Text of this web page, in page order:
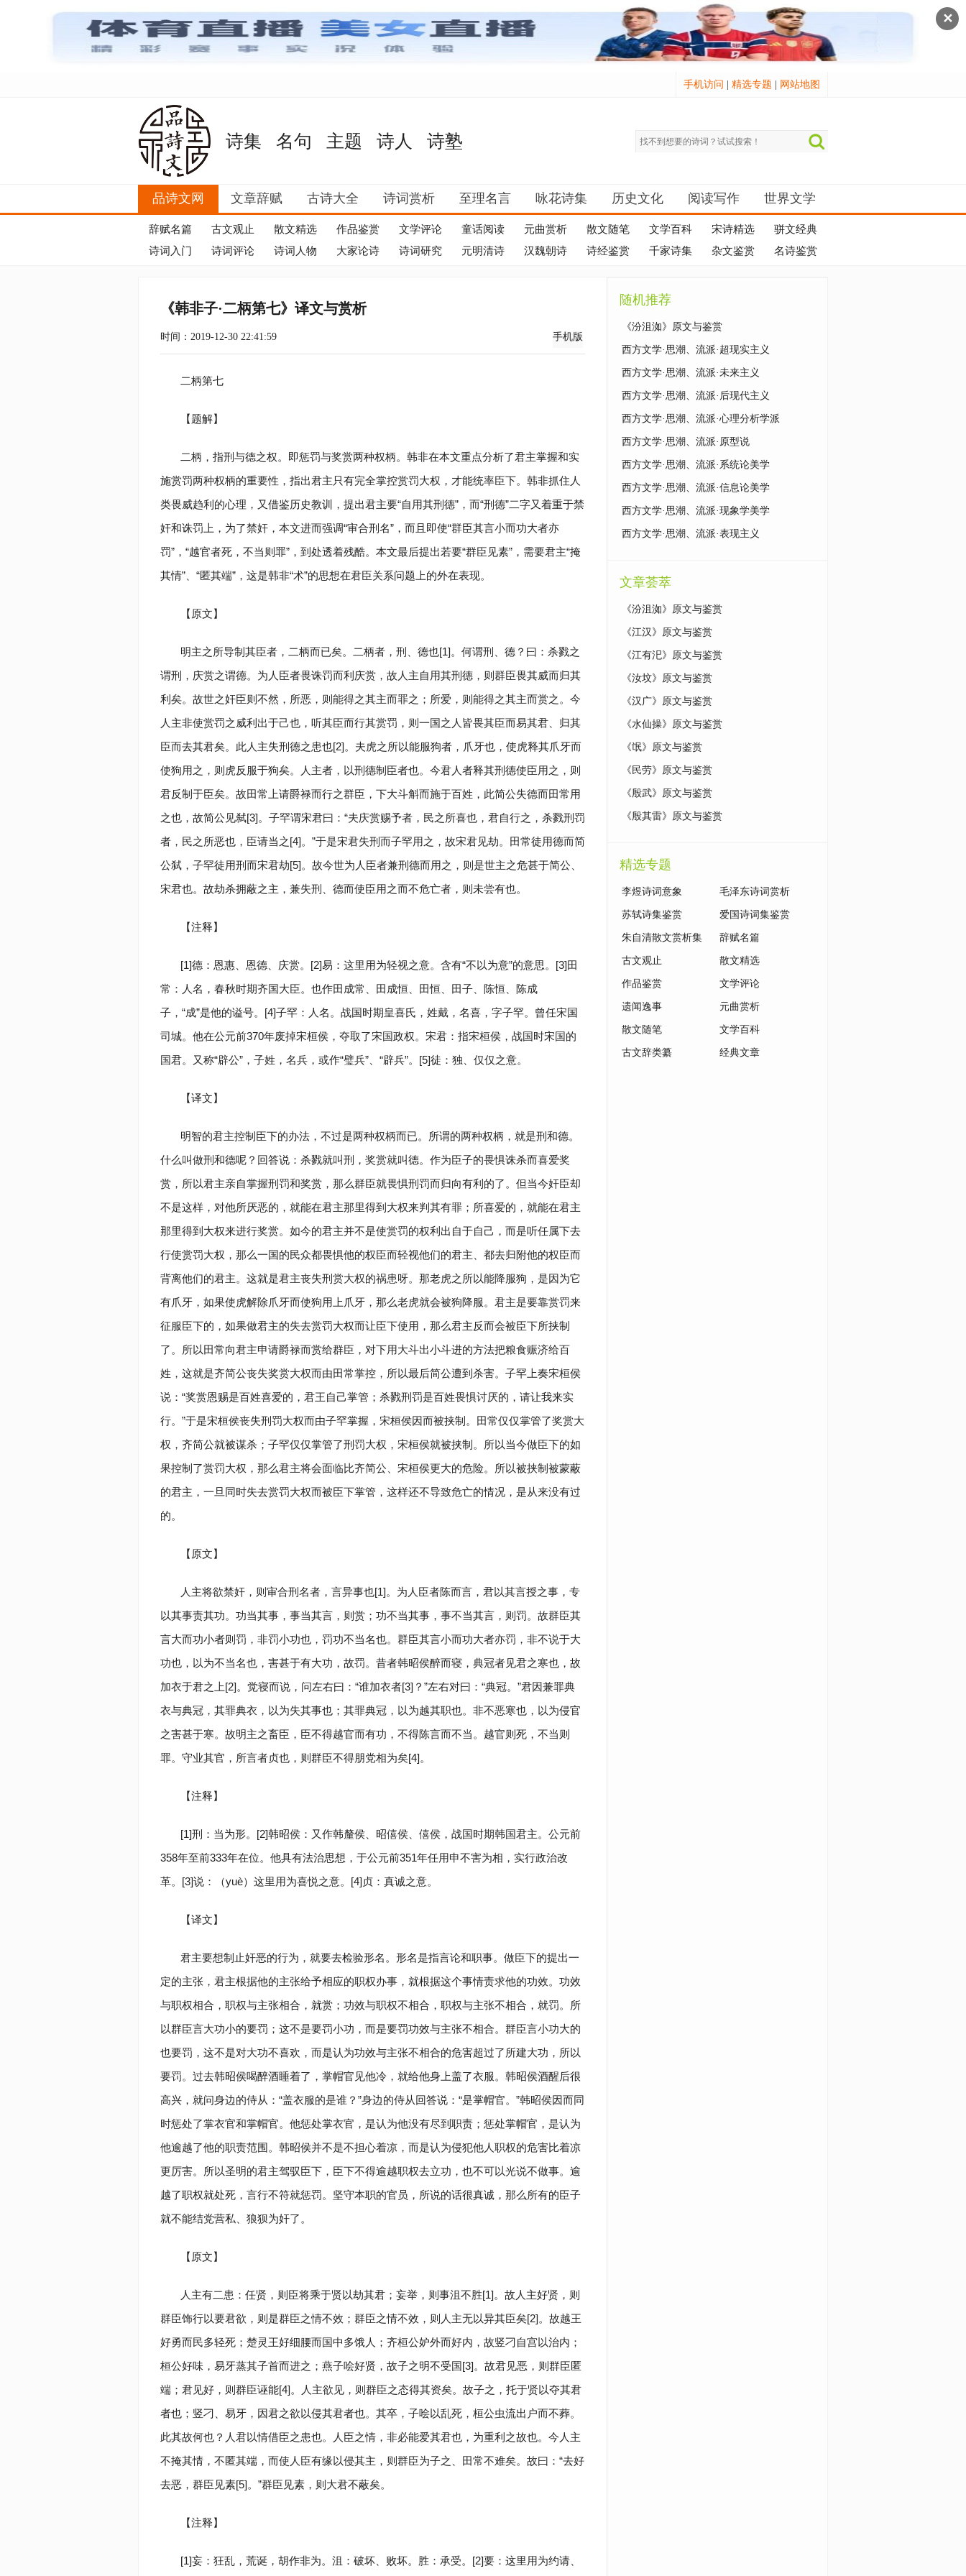
✕
手机访问 精选专题 网站地图
诗集 名句 主题 诗人 诗塾
品诗文网 文章辞赋 古诗大全 诗词赏析 至理名言 咏花诗集 历史文化 阅读写作 世界文学
辞赋名篇 古文观止 散文精选 作品鉴赏 文学评论 童话阅读 元曲赏析 散文随笔 文学百科 宋诗精选
骈文经典
诗词入门
诗词评论 诗词人物 大家论诗 诗词研究 元明清诗 汉魏朝诗 诗经鉴赏 千家诗集 杂文鉴赏 名诗鉴赏
《韩非子·二柄第七》译文与赏析
时间：2019-12-30 22:41:59 手机版
二柄第七
【题解】
二柄，指刑与德之权。即惩罚与奖赏两种权柄。韩非在本文重点分析了君主掌握和实
施赏罚两种权柄的重要性，指出君主只有完全掌控赏罚大权，才能统率臣下。韩非抓住人
类畏威趋利的心理，又借鉴历史教训，提出君主要“自用其刑德”，而“刑德”二字又着重于禁
奸和诛罚上，为了禁奸，本文进而强调“审合刑名”，而且即使“群臣其言小而功大者亦
罚”，“越官者死，不当则罪”，到处透着残酷。本文最后提出若要“群臣见素”，需要君主“掩
其情”、“匿其端”，这是韩非“术”的思想在君臣关系问题上的外在表现。
【原文】
明主之所导制其臣者，二柄而已矣。二柄者，刑、德也[1]。何谓刑、德？曰：杀戮之
谓刑，庆赏之谓德。为人臣者畏诛罚而利庆赏，故人主自用其刑德，则群臣畏其威而归其
利矣。故世之奸臣则不然，所恶，则能得之其主而罪之；所爱，则能得之其主而赏之。今
人主非使赏罚之威利出于己也，听其臣而行其赏罚，则一国之人皆畏其臣而易其君、归其
臣而去其君矣。此人主失刑德之患也[2]。夫虎之所以能服狗者，爪牙也，使虎释其爪牙而
使狗用之，则虎反服于狗矣。人主者，以刑德制臣者也。今君人者释其刑德使臣用之，则
君反制于臣矣。故田常上请爵禄而行之群臣，下大斗斛而施于百姓，此简公失德而田常用
之也，故简公见弑[3]。子罕谓宋君曰：“夫庆赏赐予者，民之所喜也，君自行之，杀戮刑罚
者，民之所恶也，臣请当之[4]。”于是宋君失刑而子罕用之，故宋君见劫。田常徒用德而简
公弑，子罕徒用刑而宋君劫[5]。故今世为人臣者兼刑德而用之，则是世主之危甚于简公、
宋君也。故劫杀拥蔽之主，兼失刑、德而使臣用之而不危亡者，则未尝有也。
【注释】
[1]德：恩惠、恩德、庆赏。[2]易：这里用为轻视之意。含有“不以为意”的意思。[3]田
常：人名，春秋时期齐国大臣。也作田成常、田成恒、田恒、田子、陈恒、陈成
子，“成”是他的谥号。[4]子罕：人名。战国时期皇喜氏，姓戴，名喜，字子罕。曾任宋国
司城。他在公元前370年废掉宋桓侯，夺取了宋国政权。宋君：指宋桓侯，战国时宋国的
国君。又称“辟公”，子姓，名兵，或作“璧兵”、“辟兵”。[5]徒：独、仅仅之意。
【译文】
明智的君主控制臣下的办法，不过是两种权柄而已。所谓的两种权柄，就是刑和德。
什么叫做刑和德呢？回答说：杀戮就叫刑，奖赏就叫德。作为臣子的畏惧诛杀而喜爱奖
赏，所以君主亲自掌握刑罚和奖赏，那么群臣就畏惧刑罚而归向有利的了。但当今奸臣却
不是这样，对他所厌恶的，就能在君主那里得到大权来判其有罪；所喜爱的，就能在君主
那里得到大权来进行奖赏。如今的君主并不是使赏罚的权利出自于自己，而是听任属下去
行使赏罚大权，那么一国的民众都畏惧他的权臣而轻视他们的君主、都去归附他的权臣而
背离他们的君主。这就是君主丧失刑赏大权的祸患呀。那老虎之所以能降服狗，是因为它
有爪牙，如果使虎解除爪牙而使狗用上爪牙，那么老虎就会被狗降服。君主是要靠赏罚来
征服臣下的，如果做君主的失去赏罚大权而让臣下使用，那么君主反而会被臣下所挟制
了。所以田常向君主申请爵禄而赏给群臣，对下用大斗出小斗进的方法把粮食赈济给百
姓，这就是齐简公丧失奖赏大权而由田常掌控，所以最后简公遭到杀害。子罕上奏宋桓侯
说：“奖赏恩赐是百姓喜爱的，君王自己掌管；杀戮刑罚是百姓畏惧讨厌的，请让我来实
行。”于是宋桓侯丧失刑罚大权而由子罕掌握，宋桓侯因而被挟制。田常仅仅掌管了奖赏大
权，齐简公就被谋杀；子罕仅仅掌管了刑罚大权，宋桓侯就被挟制。所以当今做臣下的如
果控制了赏罚大权，那么君主将会面临比齐简公、宋桓侯更大的危险。所以被挟制被蒙蔽
的君主，一旦同时失去赏罚大权而被臣下掌管，这样还不导致危亡的情况，是从来没有过
的。
【原文】
人主将欲禁奸，则审合刑名者，言异事也[1]。为人臣者陈而言，君以其言授之事，专
以其事责其功。功当其事，事当其言，则赏；功不当其事，事不当其言，则罚。故群臣其
言大而功小者则罚，非罚小功也，罚功不当名也。群臣其言小而功大者亦罚，非不说于大
功也，以为不当名也，害甚于有大功，故罚。昔者韩昭侯醉而寝，典冠者见君之寒也，故
加衣于君之上[2]。觉寝而说，问左右曰：“谁加衣者[3]？”左右对曰：“典冠。”君因兼罪典
衣与典冠，其罪典衣，以为失其事也；其罪典冠，以为越其职也。非不恶寒也，以为侵官
之害甚于寒。故明主之畜臣，臣不得越官而有功，不得陈言而不当。越官则死，不当则
罪。守业其官，所言者贞也，则群臣不得朋党相为矣[4]。
【注释】
[1]刑：当为形。[2]韩昭侯：又作韩釐侯、昭僖侯、僖侯，战国时期韩国君主。公元前
358年至前333年在位。他具有法治思想，于公元前351年任用申不害为相，实行政治改
革。[3]说：（yuè）这里用为喜悦之意。[4]贞：真诚之意。
【译文】
君主要想制止奸恶的行为，就要去检验形名。形名是指言论和职事。做臣下的提出一
定的主张，君主根据他的主张给予相应的职权办事，就根据这个事情责求他的功效。功效
与职权相合，职权与主张相合，就赏；功效与职权不相合，职权与主张不相合，就罚。所
以群臣言大功小的要罚；这不是要罚小功，而是要罚功效与主张不相合。群臣言小功大的
也要罚，这不是对大功不喜欢，而是认为功效与主张不相合的危害超过了所建大功，所以
要罚。过去韩昭侯喝醉酒睡着了，掌帽官见他冷，就给他身上盖了衣服。韩昭侯酒醒后很
高兴，就问身边的侍从：“盖衣服的是谁？”身边的侍从回答说：“是掌帽官。”韩昭侯因而同
时惩处了掌衣官和掌帽官。他惩处掌衣官，是认为他没有尽到职责；惩处掌帽官，是认为
他逾越了他的职责范围。韩昭侯并不是不担心着凉，而是认为侵犯他人职权的危害比着凉
更厉害。所以圣明的君主驾驭臣下，臣下不得逾越职权去立功，也不可以光说不做事。逾
越了职权就处死，言行不符就惩罚。坚守本职的官员，所说的话很真诚，那么所有的臣子
就不能结党营私、狼狈为奸了。
【原文】
人主有二患：任贤，则臣将乘于贤以劫其君；妄举，则事沮不胜[1]。故人主好贤，则
群臣饰行以要君欲，则是群臣之情不效；群臣之情不效，则人主无以异其臣矣[2]。故越王
好勇而民多轻死；楚灵王好细腰而国中多饿人；齐桓公妒外而好内，故竖刁自宫以治内；
桓公好味，易牙蒸其子首而进之；燕子哙好贤，故子之明不受国[3]。故君见恶，则群臣匿
端；君见好，则群臣诬能[4]。人主欲见，则群臣之态得其资矣。故子之，托于贤以夺其君
者也；竖刁、易牙，因君之欲以侵其君者也。其卒，子哙以乱死，桓公虫流出户而不葬。
此其故何也？人君以情借臣之患也。人臣之情，非必能爱其君也，为重利之故也。今人主
不掩其情，不匿其端，而使人臣有缘以侵其主，则群臣为子之、田常不难矣。故曰：“去好
去恶，群臣见素[5]。”群臣见素，则大君不蔽矣。
【注释】
[1]妄：狂乱，荒诞，胡作非为。沮：破坏、败坏。胜：承受。[2]要：这里用为约请、
随机推荐
《汾沮洳》原文与鉴赏
西方文学·思潮、流派·超现实主义
西方文学·思潮、流派·未来主义
西方文学·思潮、流派·后现代主义
西方文学·思潮、流派·心理分析学派
西方文学·思潮、流派·原型说
西方文学·思潮、流派·系统论美学
西方文学·思潮、流派·信息论美学
西方文学·思潮、流派·现象学美学
西方文学·思潮、流派·表现主义
文章荟萃
《汾沮洳》原文与鉴赏
《江汉》原文与鉴赏
《江有汜》原文与鉴赏
《汝坟》原文与鉴赏
《汉广》原文与鉴赏
《水仙操》原文与鉴赏
《氓》原文与鉴赏
《民劳》原文与鉴赏
《殷武》原文与鉴赏
《殷其雷》原文与鉴赏
精选专题
李煜诗词意象 毛泽东诗词赏析
苏轼诗集鉴赏 爱国诗词集鉴赏
朱自清散文赏析集 辞赋名篇
古文观止 散文精选
作品鉴赏 文学评论
遗闻逸事 元曲赏析
散文随笔 文学百科
古文辞类纂 经典文章